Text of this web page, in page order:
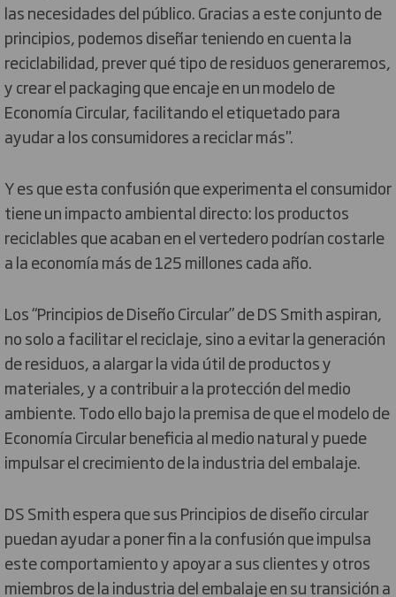
las necesidades del público. Gracias a este conjunto de
principios, podemos diseñar teniendo en cuenta la
reciclabilidad, prever qué tipo de residuos generaremos,
y crear el packaging que encaje en un modelo de
Economía Circular, facilitando el etiquetado para
ayudar a los consumidores a reciclar más".
Y es que esta confusión que experimenta el consumidor
tiene un impacto ambiental directo: los productos
reciclables que acaban en el vertedero podrían costarle
a la economía más de 125 millones cada año.
Los “Principios de Diseño Circular” de DS Smith aspiran,
no solo a facilitar el reciclaje, sino a evitar la generación
de residuos, a alargar la vida útil de productos y
materiales, y a contribuir a la protección del medio
ambiente. Todo ello bajo la premisa de que el modelo de
Economía Circular beneficia al medio natural y puede
impulsar el crecimiento de la industria del embalaje.
DS Smith espera que sus Principios de diseño circular
puedan ayudar a poner fin a la confusión que impulsa
este comportamiento y apoyar a sus clientes y otros
miembros de la industria del embalaje en su transición a